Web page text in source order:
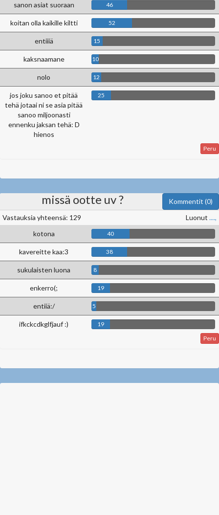
sanon asiat suoraan
46
koitan olla kaikille kiltti 52
entiiiä 15
kaksnaamane 10
nolo 12
jos joku sanoo et pitää
tehä jotaai ni se asia pitää
sanoo miljoonasti
ennenku jaksan tehä: D
hienos
25
Peru
Kommentit (0)
missä ootte uv ?
Luonut ....,
Vastauksia yhteensä: 129
kotona
40
kavereitte kaa:3 38
sukulaisten luona 8
enkerro(; 19
entiiä:/ 5
ifkckcdkglfjauf :)
19
Peru